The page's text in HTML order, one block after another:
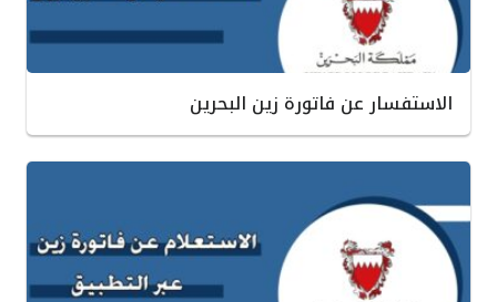
الاستفسار عن فاتورة زين البحرين